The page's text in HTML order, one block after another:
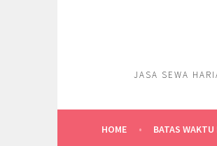
JASA SEWA
HOME BATAS WAKTU